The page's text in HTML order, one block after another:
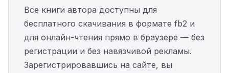
Все книги автора доступны для
бесплатного скачивания в формате fb2 и
для онлайн-чтения прямо в браузере — без
регистрации и без навязчивой рекламы.
Зарегистрировавшись на сайте, вы